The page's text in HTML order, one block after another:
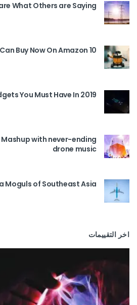
What Others are Saying
10 Amazing Gadgets You Can Buy Now On Amazon
You Must Have In 2019
with never-ending
drone music
Moguls of Southeast Asia
اخر التقييمات